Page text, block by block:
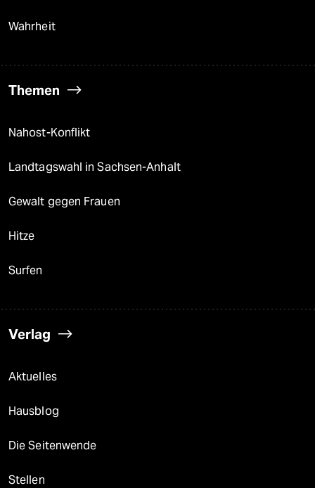
Wahrheit
Themen
Nahost-Konflikt
Landtagswahl in Sachsen-Anhalt
Gewalt gegen Frauen
Hitze
Surfen
Verlag
Aktuelles
Hausblog
Die Seitenwende
Stellen